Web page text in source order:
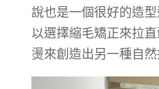
說也是一個很好的造
以選擇縮毛矯正來拉
燙來創造出另一種自然